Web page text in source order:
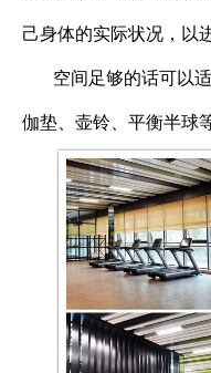
己身体的实际状况，以
空间足够的话可以
伽垫、壶铃、平衡半球